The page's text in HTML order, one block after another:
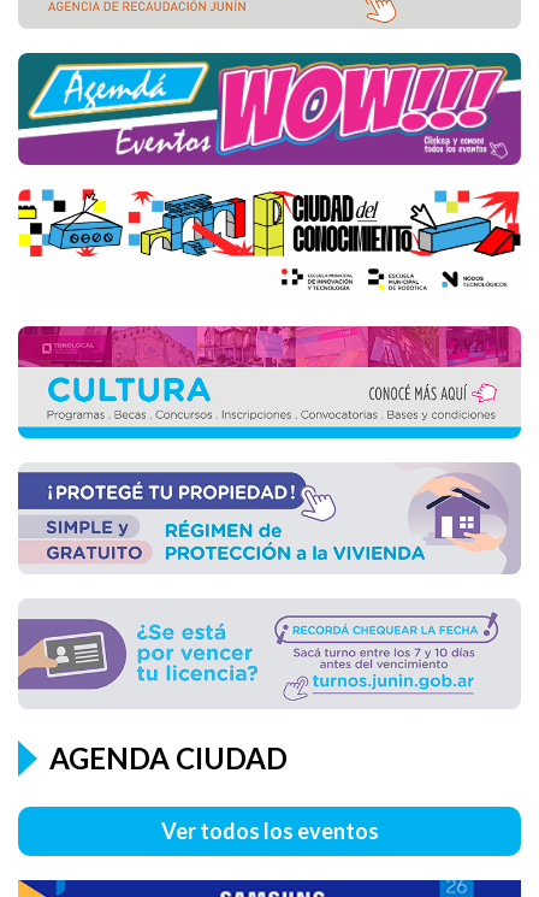
AGENDA CIUDAD
Ver todos los eventos